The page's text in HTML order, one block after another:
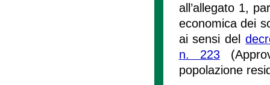
all’allegato 1,
economica dei
ai sensi del
n. 223
popolazione